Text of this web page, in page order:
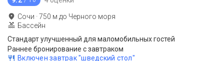
Сочи ·750 м до Черного моря
Бассейн
Стандарт улучшенный для маломобильных гостей
Раннее бронирование с завтраком
Включен завтрак "шведский стол"